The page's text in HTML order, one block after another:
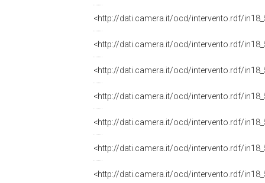
<http://dati.camera.it/ocd/intervento.rdf/
<http://dati.camera.it/ocd/intervento.rdf/
<http://dati.camera.it/ocd/intervento.rdf/
<http://dati.camera.it/ocd/intervento.rdf/
<http://dati.camera.it/ocd/intervento.rdf/
<http://dati.camera.it/ocd/intervento.rdf/
<http://dati.camera.it/ocd/intervento.rdf/